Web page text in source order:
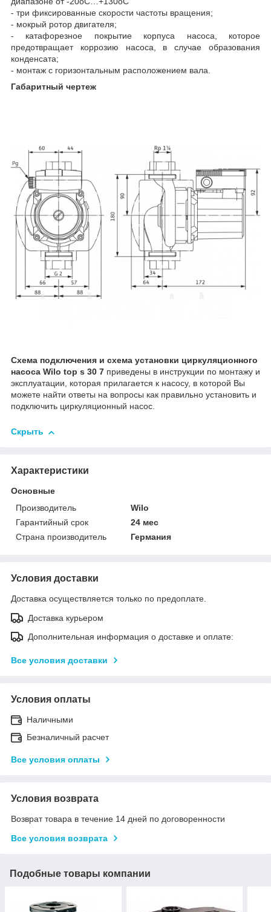
- три фиксированные скорости частоты вращения;
- мокрый ротор двигателя;
- катафорезное покрытие корпуса насоса, которое
предотвращает коррозию насоса, в случае образования
конденсата;
- монтаж с горизонтальным расположением вала.
Габаритный чертеж
Схема подключения и схема установки циркуляционного
насоса Wilo top s 30 7 приведены в инструкции по монтажу и
эксплуатации, которая прилагается к насосу, в которой Вы
можете найти ответы на вопросы как правильно установить и
подключить циркуляционный насос.
Скрыть
Характеристики
Основные
Производитель
Wilo
Гарантийный срок
24 мес
Страна производитель
Германия
Условия доставки
Доставка осуществляется только по предоплате.
Доставка курьером
Дополнительная информация о доставке и оплате:
Все условия доставки
Условия оплаты
Наличными
Безналичный расчет
Все условия оплаты
Условия возврата
Возврат товара в течение 14 дней по договоренности
Все условия возврата
Подобные товары компании